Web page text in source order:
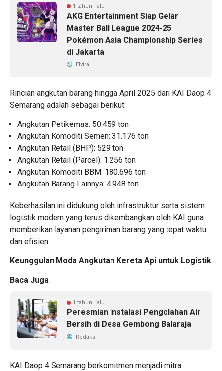
1 tahun lalu
AKG Entertainment Siap Gelar
Master Ball League 2024-25
Pokémon Asia Championship Series
di Jakarta
Elvira
Rincian angkutan barang hingga April 2025 dari KAI Daop 4
Semarang adalah sebagai berikut:
Angkutan Petikemas: 50.459 ton
Angkutan Komoditi Semen: 31.176 ton
Angkutan Retail (BHP): 529 ton
Angkutan Retail (Parcel): 1.256 ton
Angkutan Komoditi BBM: 180.696 ton
Angkutan Barang Lainnya: 4.948 ton
Keberhasilan ini didukung oleh infrastruktur serta sistem
logistik modern yang terus dikembangkan oleh KAI guna
memberikan layanan pengiriman barang yang tepat waktu
dan efisien.
Keunggulan Moda Angkutan Kereta Api untuk Logistik
Baca Juga
1 tahun lalu
Peresmian Instalasi Pengolahan Air
Bersih di Desa Gembong Balaraja
Redaksi
KAI Daop 4 Semarang berkomitmen menjadi mitra